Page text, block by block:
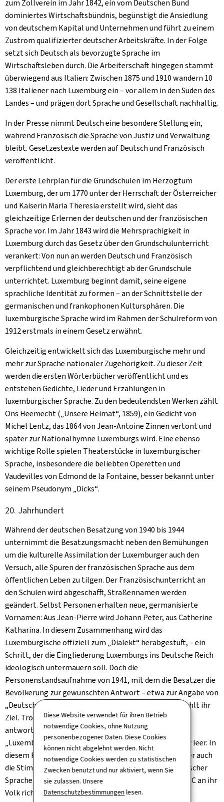
Diese Website verwendet für ihren Betrieb
notwendige Cookies, ohne Nutzung
personenbezogener Daten. Diese Cookies
können nicht abgelehnt werden. Nicht
notwendige Cookies werden zu statistischen
Zwecken benutzt und nur aktiviert, wenn Sie
sie zulassen. Unsere
Datenschutzbestimmungenlesen.
zum Zollverein im Jahr 1842, ein vom Deutschen Bund
dominiertes Wirtschaftsbündnis, begünstigt die Ansiedlung
von deutschem Kapital und Unternehmen und führt zu einem
Zustrom qualifizierter deutscher Arbeitskräfte. In der Folge
setzt sich Deutsch als bevorzugte Sprache im
Wirtschaftsleben durch. Die Arbeiterschaft hingegen stammt
überwiegend aus Italien: Zwischen 1875 und 1910 wandern 10
138 Italiener nach Luxemburg ein – vor allem in den Süden des
Landes – und prägen dort Sprache und Gesellschaft nachhaltig.
In der Presse nimmt Deutsch eine besondere Stellung ein,
während Französisch die Sprache von Justiz und Verwaltung
bleibt. Gesetzestexte werden auf Deutsch und Französisch
veröffentlicht.
Der erste Lehrplan für die Grundschulen im Herzogtum
Luxemburg, der um 1770 unter der Herrschaft der Österreicher
und Kaiserin Maria Theresia erstellt wird, sieht das
gleichzeitige Erlernen der deutschen und der französischen
Sprache vor. Im Jahr 1843 wird die Mehrsprachigkeit in
Luxemburg durch das Gesetz über den Grundschulunterricht
verankert: Von nun an werden Deutsch und Französisch
verpflichtend und gleichberechtigt ab der Grundschule
unterrichtet. Luxemburg beginnt damit, seine eigene
sprachliche Identität zu formen – an der Schnittstelle der
germanischen und frankophonen Kultursphären. Die
luxemburgische Sprache wird im Rahmen der Schulreform von
1912 erstmals in einem Gesetz erwähnt.
Gleichzeitig entwickelt sich das Luxemburgische mehr und
mehr zur Sprache nationaler Zugehörigkeit. Zu dieser Zeit
werden die ersten Wörterbücher veröffentlicht und es
entstehen Gedichte, Lieder und Erzählungen in
luxemburgischer Sprache. Zu den bedeutendsten Werken zählt
Ons Heemecht(„Unsere Heimat“, 1859), ein Gedicht von
Michel Lentz, das 1864 von Jean-Antoine Zinnen vertont und
später zur Nationalhymne Luxemburgs wird. Eine ebenso
wichtige Rolle spielen Theaterstücke in luxemburgischer
Sprache, insbesondere die beliebten Operetten und
Vaudevilles von Edmond de la Fontaine, besser bekannt unter
seinem Pseudonym „Dicks“.
20. Jahrhundert
Während der deutschen Besatzung von 1940 bis 1944
unternimmt die Besatzungsmacht neben den Bemühungen
um die kulturelle Assimilation der Luxemburger auch den
Versuch, alle Spuren der französischen Sprache aus dem
öffentlichen Leben zu tilgen. Der Französischunterricht an
den Schulen wird abgeschafft, Straßennamen werden
geändert. Selbst Personen erhalten neue, germanisierte
Vornamen: Aus Jean-Pierre wird Johann Peter, aus Catherine
Katharina. In diesem Zusammenhang wird das
Luxemburgische offiziell zum „Dialekt“ herabgestuft, – ein
Schritt, der die Eingliederung Luxemburgs ins Deutsche Reich
ideologisch untermauern soll. Doch die
Personenstandsaufnahme von 1941, mit dem die Besatzer die
Bevölkerung zur gewünschten Antwort – etwa zur Angabe von
„Deutsch“ als Muttersprache – bewegen wollen, verfehlt ihr
Ziel. Trotz Propaganda, Zensur und Einschüchterung
antwortet ein erheblicher Teil der Bevölkerung mit
„Luxemburgisch“ oder lässt die entsprechenden Felder leer. In
diesem Klima des Widerstands hören viele Luxemburger auch
die Stimme ihrer Großherzogin, die sich in luxemburgischer
Sprache aus dem Exil in London über den Sender der BBC an ihr
Volk richtet.